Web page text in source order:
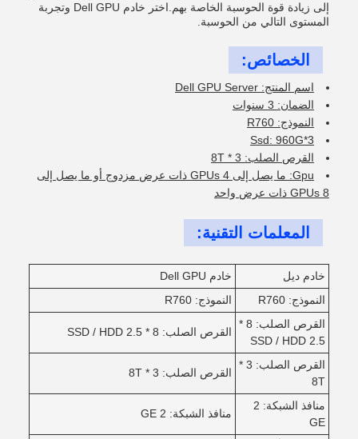
إلى زيادة قوة الحوسبة الخاصة بهم.اختر خادم Dell GPU وتجربة
المستوى التالي من الحوسبة.
الخصائص:
اسم المنتج: Dell GPU Server
الضمان: 3 سنوات
النموذج: R760
Ssd: 960G*3
القرص الصلب: 3 * 8T
Gpu: ما يصل إلى 4 GPUs ذات عرض مزدوج أو ما يصل إلى
8 GPUs ذات عرض واحد
المعلمات التقنية:
خادم ديل
خادم Dell GPU
النموذج: R760
النموذج: R760
القرص الصلب: 8 *
2.5 SSD / HDD
القرص الصلب: 8 * 2.5 SSD / HDD
القرص الصلب: 3 *
8T
القرص الصلب: 3 * 8T
منافذ الشبكة: 2
GE
منافذ الشبكة: 2 GE